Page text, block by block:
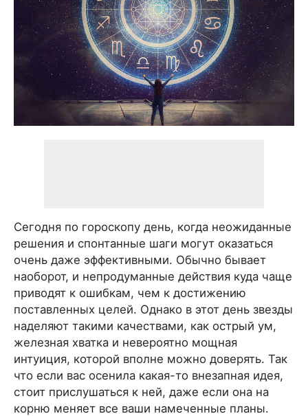
Сегодня по гороскопу день, когда неожиданные
решения и спонтанные шаги могут оказаться
очень даже эффективными. Обычно бывает
наоборот, и непродуманные действия куда чаще
приводят к ошибкам, чем к достижению
поставленных целей. Однако в этот день звезды
наделяют такими качествами, как острый ум,
железная хватка и невероятно мощная
интуиция, которой вполне можно доверять. Так
что если вас осенила какая-то внезапная идея,
стоит прислушаться к ней, даже если она на
корню меняет все ваши намеченные планы.